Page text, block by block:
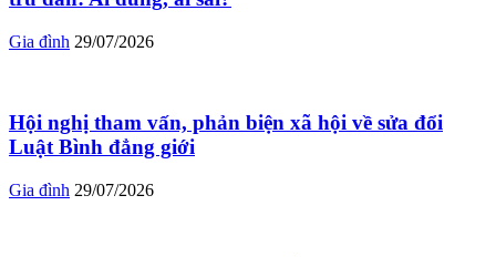
Gia đình 29/07/2026
Hội nghị tham vấn, phản biện xã hội về sửa đổi
Luật Bình đẳng giới
Gia đình 29/07/2026